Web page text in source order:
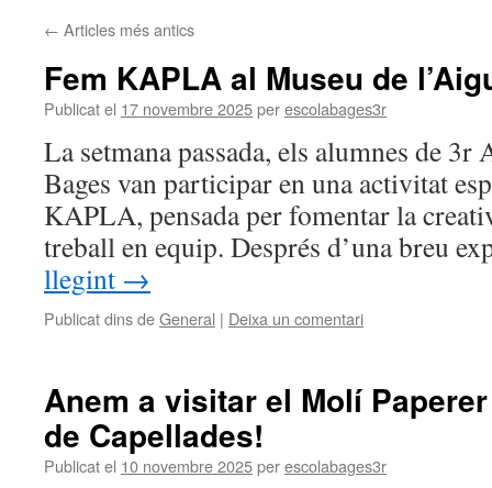
← Articles més antics
Fem KAPLA al Museu de
Publicat el 17 novembre 2025perescolabages3r
La setmana passada, els alumnes de 3r
Bages van participar en una activitat
KAPLA, pensada per fomentar la
treball en equip. Després d’una breu
llegint →
Publicat dins deGeneral | Deixa un comentari
Anem a visitar el Molí
de Capellades!
Publicat el 10 novembre 2025perescolabages3r